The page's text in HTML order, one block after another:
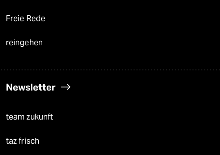
Freie Rede
reingehen
Newsletter
team zukunft
taz frisch